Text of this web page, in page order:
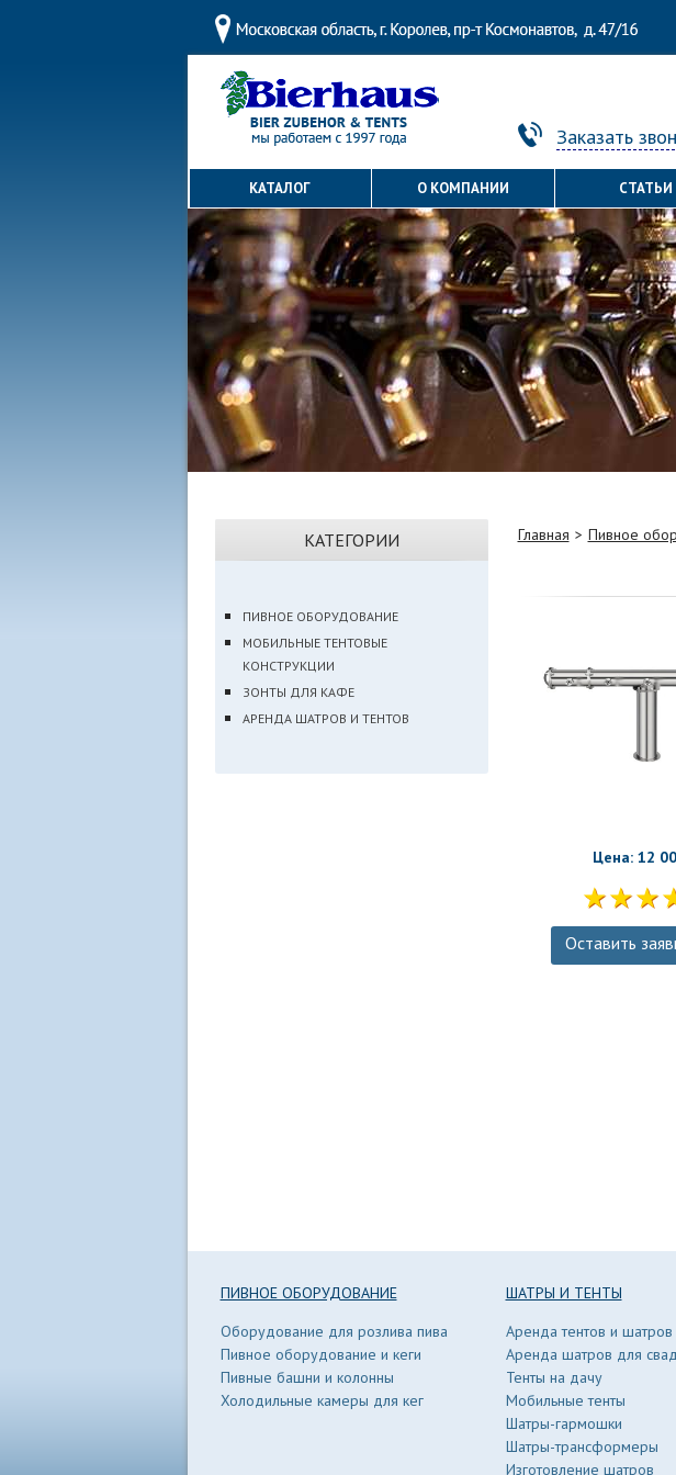
Заказать
КАТАЛОГ О КОМПАНИИ СТАТЬИ
Главная Пивное
Цена: 12
Оставить
КАТЕГОРИИ
ПИВНОЕ ОБОРУДОВАНИЕ
МОБИЛЬНЫЕ ТЕНТОВЫЕ
КОНСТРУКЦИИ
ЗОНТЫ ДЛЯ КАФЕ
АРЕНДА ШАТРОВ И ТЕНТОВ
ПИВНОЕ ОБОРУДОВАНИЕ
Оборудование для розлива пива
Пивное оборудование и кеги
Пивные башни и колонны
Холодильные камеры для кег
ШАТРЫ И ТЕНТЫ
Аренда тентов и шатров
Аренда шатров для
Тенты на дачу
Мобильные тенты
Шатры-гармошки
Шатры-трансформеры
Изготовление шатров